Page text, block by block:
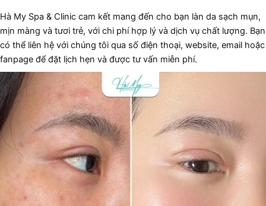
Hà My Spa & Clinic cam kết mang đến cho bạn làn da sạch mụn,
mịn màng và tươi trẻ, với chi phí hợp lý và dịch vụ chất lượng. Bạn
có thể liên hệ với chúng tôi qua số điện thoại, website, email hoặc
fanpage để đặt lịch hẹn và được tư vấn miễn phí.